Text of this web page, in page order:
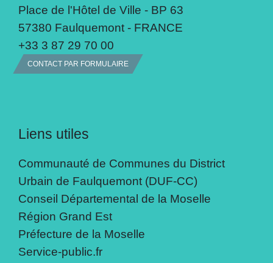
Place de l'Hôtel de Ville - BP 63
57380 Faulquemont - FRANCE
+33 3 87 29 70 00
CONTACT PAR FORMULAIRE
Liens utiles
Communauté de Communes du District
Urbain de Faulquemont (DUF-CC)
Conseil Départemental de la Moselle
Région Grand Est
Préfecture de la Moselle
Service-public.fr